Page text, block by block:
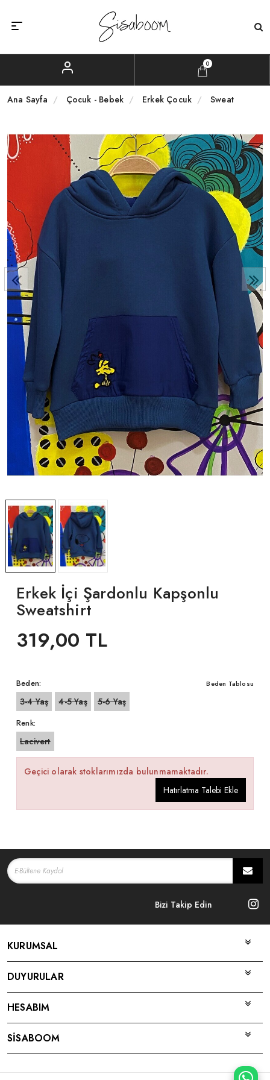
0
Ana Sayfa Çocuk - Bebek Erkek Çocuk Sweat
Erkek İçi Şardonlu Kapşonlu
Sweatshirt
319,00 TL
Beden: Beden Tablosu
3-4 Yaş 4-5 Yaş 5-6 Yaş
Renk:
Lacivert
Geçici olarak stoklarımızda bulunmamaktadır.
Hatırlatma Talebi Ekle
Bizi Takip Edin
KURUMSAL
DUYURULAR
HESABIM
SİSABOOM